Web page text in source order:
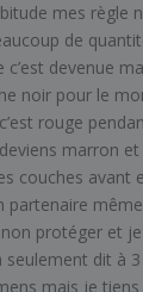
mes règle
de
c’est devenue
noir pour le
rouge
marron
couches avant
partenaire
non protéger et
seulement dit à
mais je